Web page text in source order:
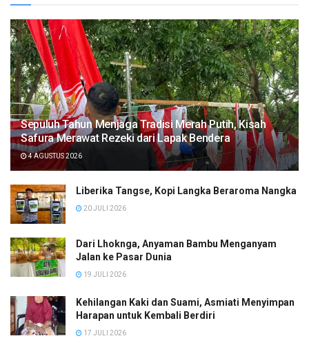
Sepuluh Tahun Menjaga Tradisi Merah Putih, Kisah
Safura Merawat Rezeki dari Lapak Bendera
4 AGUSTUS 2026
Liberika Tangse, Kopi Langka Beraroma Nangka
20 JULI 2026
Dari Lhoknga, Anyaman Bambu Menganyam
Jalan ke Pasar Dunia
19 JULI 2026
Kehilangan Kaki dan Suami, Asmiati Menyimpan
Harapan untuk Kembali Berdiri
17 JULI 2026